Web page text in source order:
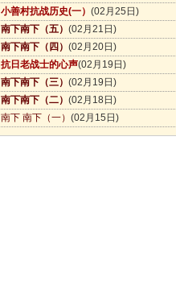
小善村抗战历史(一） (02月25日)
南下南下（五） (02月21日)
南下南下（四） (02月20日)
抗日老战士的心声(02月19日)
南下南下（三） (02月19日)
南下南下（二） (02月18日)
南下 南下（一） (02月15日)